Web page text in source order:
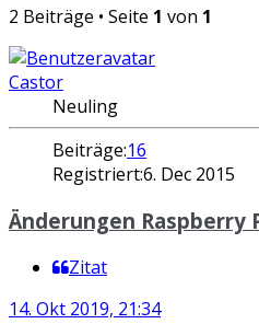
2 Beiträge • Seite 1 von 1
Castor
Neuling
Beiträge:16
Registriert:6. Dec 2015
Änderungen Raspberry
Zitat
14. Okt 2019, 21:34